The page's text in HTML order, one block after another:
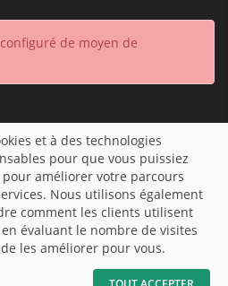
de moyen de
|Conditions générales de vente et
- fotograf.de |
et à des technologies
pour que vous puissiez
améliorer votre parcours
Nous utilisons également
comment les clients utilisent
évaluant le nombre de visites
les améliorer pour vous.